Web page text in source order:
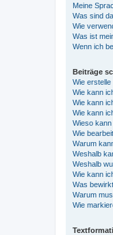
Meine
Was sind
Wie
Was ist
Wenn ich
Beiträge
Wie
Wie kann
Wie kann
Wie kann
Wieso
Wie
Warum
Weshalb
Weshalb
Wie kann
Was
Warum
Wie